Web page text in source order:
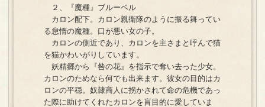
２、『魔種』ブルーベル
カロン配下。カロン親衛隊のように振る舞ってい
る怠惰の魔種。口が悪い女の子。
カロンの側近であり、カロンを主さまと呼んで猫
を猫かわいがりしています。
妖精郷から『咎の花』を指示で奪い去った少女。
カロンのためなら何でも出来ます。彼女の目的はカ
ロンの平穏。奴隷商人に拐かされて命の危機であっ
た際に助けてくれたカロンを盲目的に愛していま